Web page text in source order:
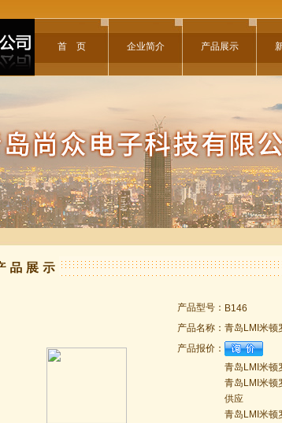
首 页 企业简介 产品展示
产品型号： B146
产品名称： 青岛LMI米顿
产品报价：
青岛LMI米顿
青岛LMI米顿
供应
青岛LMI米顿